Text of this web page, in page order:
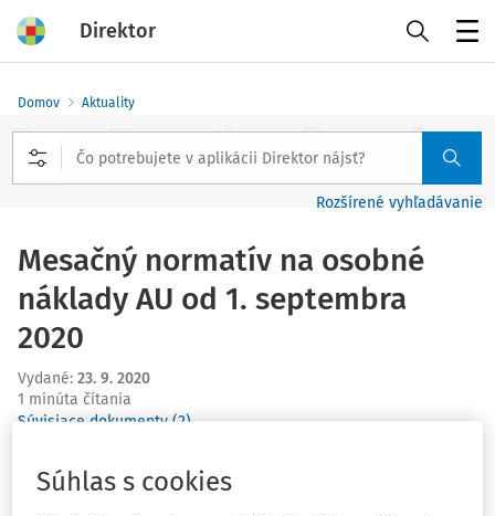
Direktor
Domov Aktuality
Rozšírené vyhľadávanie
Mesačný normatív na osobné
náklady AU od 1. septembra
2020
Vydané: 23. 9. 2020
1 minúta čítania
Súvisiace dokumenty (2)
Mesačný normatív na osobné náklady AU od 1.
septembra 2020 do 31. decembra 2020 je
Súhlas s cookies